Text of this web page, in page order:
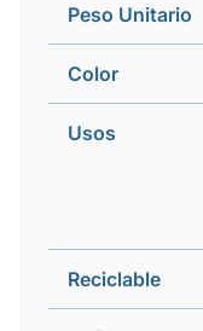
Peso Unitario
Color
Usos
Reciclable